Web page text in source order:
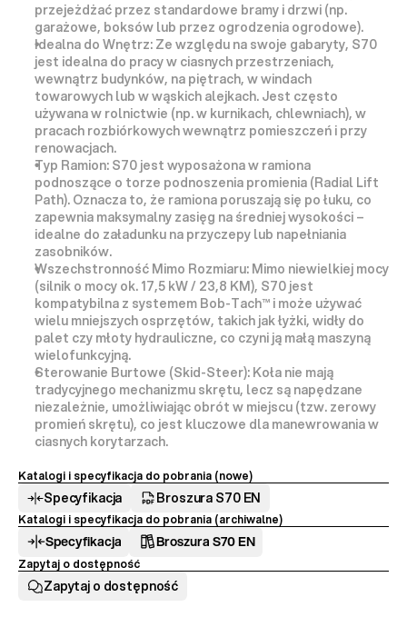
przejeżdżać przez standardowe bramy i drzwi (np.
garażowe, boksów lub przez ogrodzenia ogrodowe).
Idealna do Wnętrz: Ze względu na swoje gabaryty, S70
jest idealna do pracy w ciasnych przestrzeniach,
wewnątrz budynków, na piętrach, w windach
towarowych lub w wąskich alejkach. Jest często
używana w rolnictwie (np. w kurnikach, chlewniach), w
pracach rozbiórkowych wewnątrz pomieszczeń i przy
renowacjach.
Typ Ramion: S70 jest wyposażona w ramiona
podnoszące o torze podnoszenia promienia (Radial Lift
Path). Oznacza to, że ramiona poruszają się po łuku, co
zapewnia maksymalny zasięg na średniej wysokości –
idealne do załadunku na przyczepy lub napełniania
zasobników.
Wszechstronność Mimo Rozmiaru: Mimo niewielkiej mocy
(silnik o mocy ok. 17,5 kW / 23,8 KM), S70 jest
kompatybilna z systemem Bob-Tach™ i może używać
wielu mniejszych osprzętów, takich jak łyżki, widły do
palet czy młoty hydrauliczne, co czyni ją małą maszyną
wielofunkcyjną.
Sterowanie Burtowe (Skid-Steer): Koła nie mają
tradycyjnego mechanizmu skrętu, lecz są napędzane
niezależnie, umożliwiając obrót w miejscu (tzw. zerowy
promień skrętu), co jest kluczowe dla manewrowania w
ciasnych korytarzach.
Katalogi i specyfikacja do pobrania (nowe)
Specyfikacja Broszura S70 EN
Katalogi i specyfikacja do pobrania (archiwalne)
Specyfikacja Broszura S70 EN
Zapytaj o dostępność
Zapytaj o dostępność